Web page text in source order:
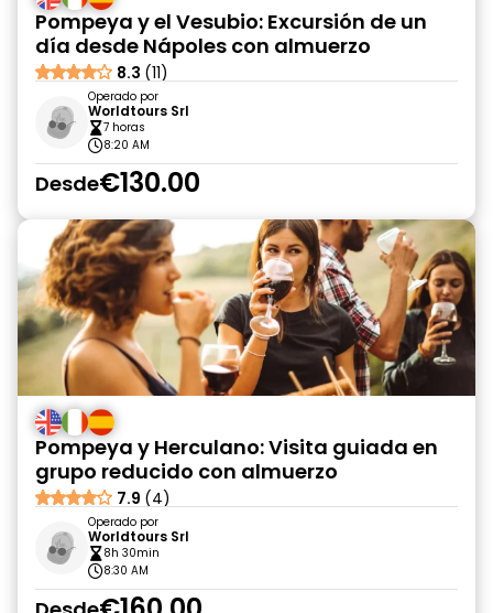
Pompeya y el Vesubio: Excursión de un
día desde Nápoles con almuerzo
8.3 (11)
Operado por
Worldtours Srl
7 horas
8:20 AM
Desde€130.00
Pompeya y Herculano: Visita guiada en
grupo reducido con almuerzo
7.9 (4)
Operado por
Worldtours Srl
8h 30min
8:30 AM